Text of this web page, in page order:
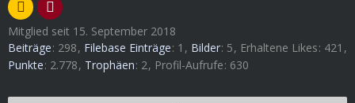
Mitglied seit 15. September 2018
Beiträge 298 Filebase Einträge 1 Bilder 5 Erhaltene Likes 421
Punkte 2.778 Trophäen 2 Profil-Aufrufe 630